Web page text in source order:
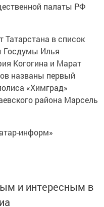
палаты РФ
в список
Госдумы Илья
Когогина и Марат
названы первый
«Химград»
района Марсель
информ»
и интересным в